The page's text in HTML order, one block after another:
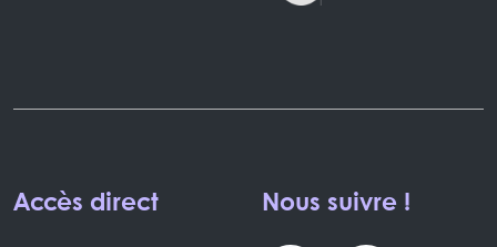
Accès direct Nous suivre !